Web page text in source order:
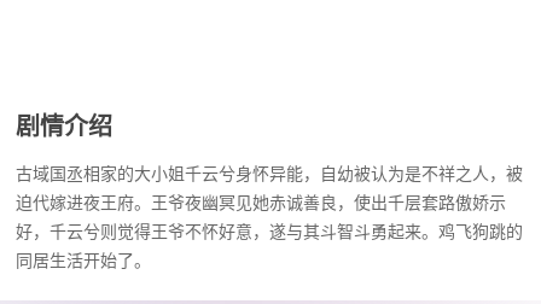
剧情介绍
古域国丞相家的大小姐千云兮身怀异能，自幼被认为是不祥之人，被
迫代嫁进夜王府。王爷夜幽冥见她赤诚善良，使出千层套路傲娇示
好，千云兮则觉得王爷不怀好意，遂与其斗智斗勇起来。鸡飞狗跳的
同居生活开始了。